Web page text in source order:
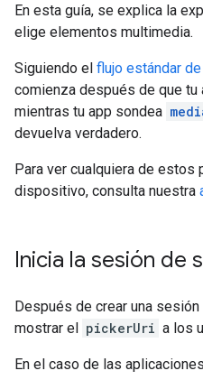
En esta guía, se explica la
elige elementos multimedia.
Siguiendo el flujo estándar
comienza después de que tu
mientras tu app sondea
devuelva verdadero.
Para ver cualquiera de estos
dispositivo, consulta nuestra
Inicia la sesión de
Después de crear una
mostrar el pickerUri a los
En el caso de las